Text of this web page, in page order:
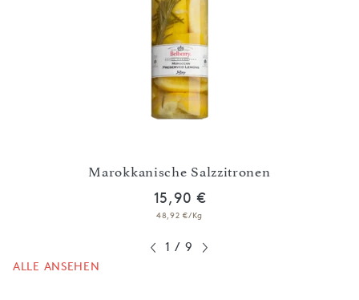
Marokkanische Salzzitronen
15,90 €
48,92 €/Kg
1 / 9
ALLE ANSEHEN